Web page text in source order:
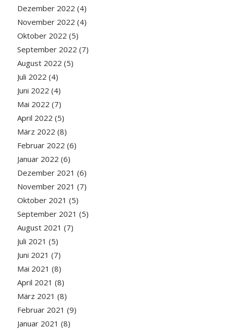
Dezember 2022 (4)
November 2022 (4)
Oktober 2022 (5)
September 2022 (7)
August 2022 (5)
Juli 2022 (4)
Juni 2022 (4)
Mai 2022 (7)
April 2022 (5)
März 2022 (8)
Februar 2022 (6)
Januar 2022 (6)
Dezember 2021 (6)
November 2021 (7)
Oktober 2021 (5)
September 2021 (5)
August 2021 (7)
Juli 2021 (5)
Juni 2021 (7)
Mai 2021 (8)
April 2021 (8)
März 2021 (8)
Februar 2021 (9)
Januar 2021 (8)